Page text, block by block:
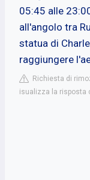
05:45 alle
all'angolo tra
statua di
raggiungere
Richiesta di
isualizza la risposta